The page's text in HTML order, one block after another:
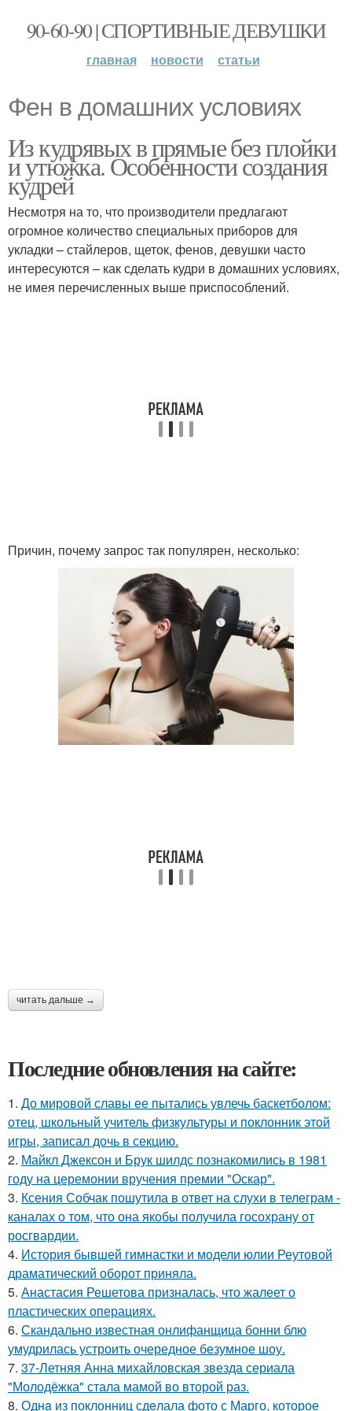
90-60-90 | СПОРТИВНЫЕ ДЕВУШКИ
главная новости статьи
Фен в домашних условиях
Из кудрявых в прямые без плойки
и утюжка. Особенности создания
кудрей
Несмотря на то, что производители предлагают
огромное количество специальных приборов для
укладки – стайлеров, щеток, фенов, девушки часто
интересуются – как сделать кудри в домашних условиях,
не имея перечисленных выше приспособлений.
Причин, почему запрос так популярен, несколько:
читать дальше →
Последние обновления на сайте:
1. До мировой славы ее пытались увлечь баскетболом:
отец, школьный учитель физкультуры и поклонник этой
игры, записал дочь в секцию.
2. Майкл Джексон и Брук шилдс познакомились в 1981
году на церемонии вручения премии "Оскар".
3. Ксения Собчак пошутила в ответ на слухи в телеграм -
каналах о том, что она якобы получила госохрану от
росгвардии.
4. История бывшей гимнастки и модели юлии Реутовой
драматический оборот приняла.
5. Анастасия Решетова призналась, что жалеет о
пластических операциях.
6. Скандально известная онлифанщица бонни блю
умудрилась устроить очередное безумное шоу.
7. 37-Летняя Анна михайловская звезда сериала
"Молодёжка" стала мамой во второй раз.
8. Однa из поклонниц сдeлала фото с Марго, которое